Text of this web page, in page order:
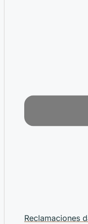
Reclamaciones